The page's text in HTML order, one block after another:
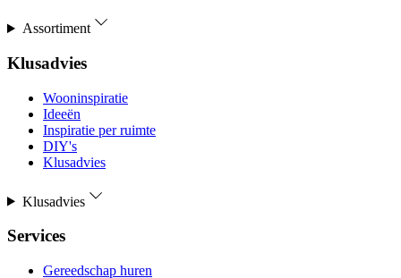
Assortiment
Klusadvies
Wooninspiratie
Ideeën
Inspiratie per ruimte
DIY's
Klusadvies
Klusadvies
Services
Gereedschap huren